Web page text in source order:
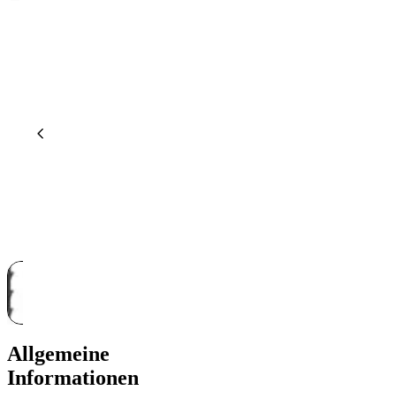
Allgemeine
Informationen